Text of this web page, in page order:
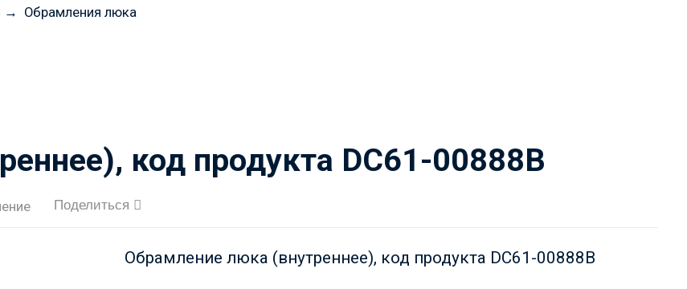
→ Обрамления люка
код продукта DC61-00888B
Поделиться
Обрамление люка (внутреннее), код продукта DC61-00888B